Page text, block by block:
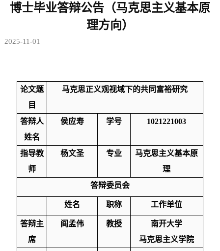
博士毕业答辩公告（马克思主义基本原
理方向）
2025-11-01
论文题
目
马克思正义观视域下的共同富裕研究
答辩人
姓名
侯应寿 学号 1021221003
指导教
师
杨文圣 专业 马克思主义基本原
理
答辩委员会
姓名 职称 工作单位
答辩主
席
阎孟伟 教授
南开大学
马克思主义学院